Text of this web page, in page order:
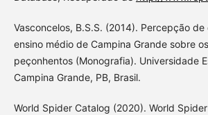
Vasconcelos, B.S.S. (2014). Percepção
ensino médio de Campina Grande sobre
peçonhentos (Monografia). Universidade
Campina Grande, PB, Brasil.
World Spider Catalog (2020). World